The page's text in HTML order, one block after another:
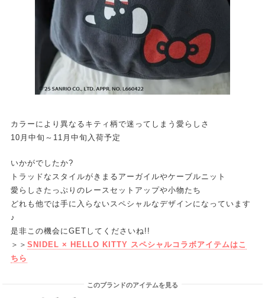
カラーにより異なるキティ柄で迷ってしまう愛らしさ
10月中旬～11月中旬入荷予定
いかがでしたか?
トラッドなスタイルがきまるアーガイルやケーブルニット
愛らしさたっぷりのレースセットアップや小物たち
どれも他では手に入らないスペシャルなデザインになっています
♪
是非この機会にGETしてくださいね!!
＞＞ SNIDEL × HELLO KITTY スペシャルコラボアイテムはこ
ちら
このブランドのアイテムを見る